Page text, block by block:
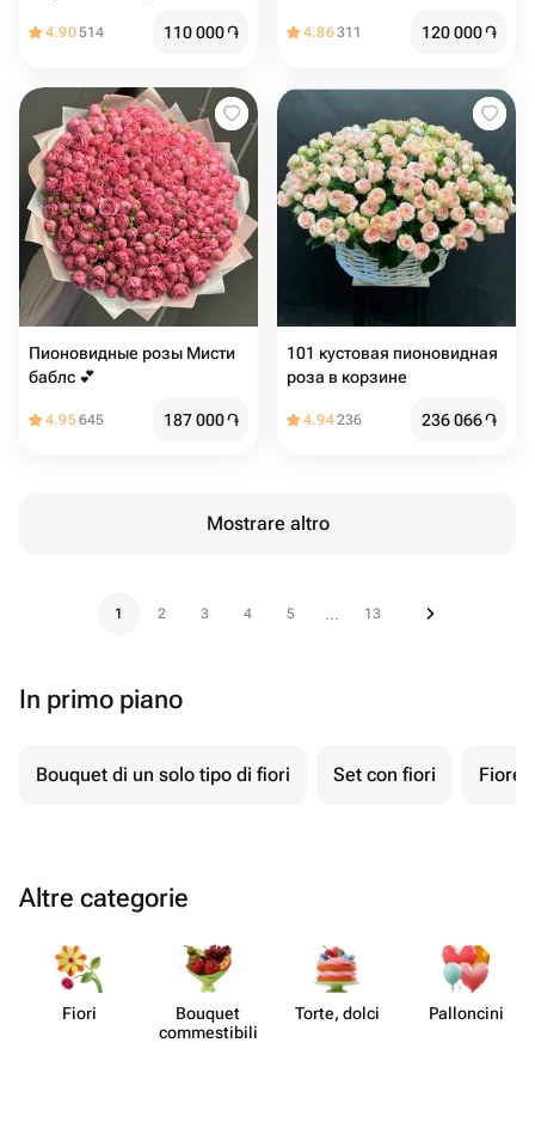
4.90514 110 000֏ 4.86311 120 000֏
Пионовидные розы Мисти
баблс 💕
4.95645 187 000֏
101 кустовая пионовидная
роза в корзине
4.94236 236 066֏
Mostrare altro
1 2 3 4 5 ... 13
In primo piano
Bouquet di un solo tipo di fiori Set con fiori Fiore
Altre categorie
Fiori
Bouquet
commes​tibili
Torte, dolci Pall​oncini